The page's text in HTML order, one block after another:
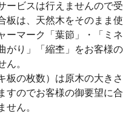
ービスは行えませんので受
板は、天然木をそのまま使
ーマーク「葉節」・「ミネ
がり」「縮杢」をお客様の
ん。
板の枚数）は原木の大きさ
すのでお客様の御要望に合
せん。